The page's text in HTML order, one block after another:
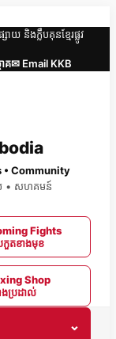
និងក្លឹបគុនខ្មែរផ្លូវ
គ✉ Email KKB
• Community
ប • សហគមន៍
Fights
រកួតខាងមុខ
Shop
ប្រដាល់
⌄